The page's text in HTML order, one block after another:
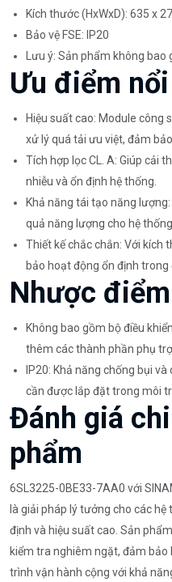
Kích thước (HxWxD): 635 x
Bảo vệ FSE: IP20
Lưu ý: Sản phẩm không
Ưu điểm
Hiệu suất cao: Module công
xử lý quá tải ưu việt, đảm
Tích hợp lọc CL. A: Giúp cải
nhiễu và ổn định hệ thống.
Khả năng tái tạo năng
quả năng lượng cho hệ
Thiết kế chắc chắn: Với kích
bảo hoạt động ổn định
Nhược
Không bao gồm bộ điều
thêm các thành phần phụ
IP20: Khả năng chống bụi
cần được lắp đặt trong môi
Đánh giá
phẩm
6SL3225-0BE33-7AA0 với
là giải pháp lý tưởng cho các
định và hiệu suất cao. Sản
kiểm tra nghiêm ngặt, đảm
trình vận hành cộng với khả